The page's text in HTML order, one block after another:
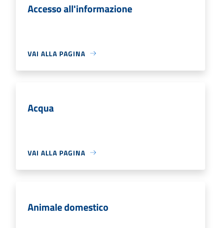
Accesso all'informazione
VAI ALLA PAGINA
Acqua
VAI ALLA PAGINA
Animale domestico